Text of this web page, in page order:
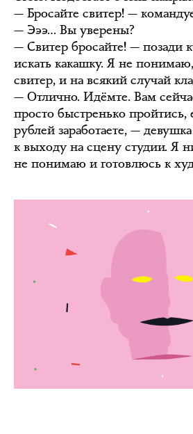
— Бросайте свитер! —
— Эээ… Вы уверены?
— Свитер бросайте! — позади
искать какашку. Я не
свитер, и на всякий случай
— Отлично. Идёмте. Вам
просто быстренько пройтись,
рублей заработаете, —
к выходу на сцену студии. Я
не понимаю и готовлюсь к